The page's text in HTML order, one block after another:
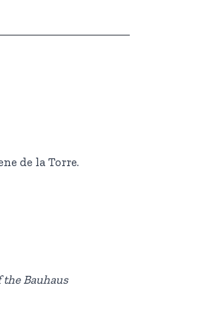
de la Torre.
Bauhaus